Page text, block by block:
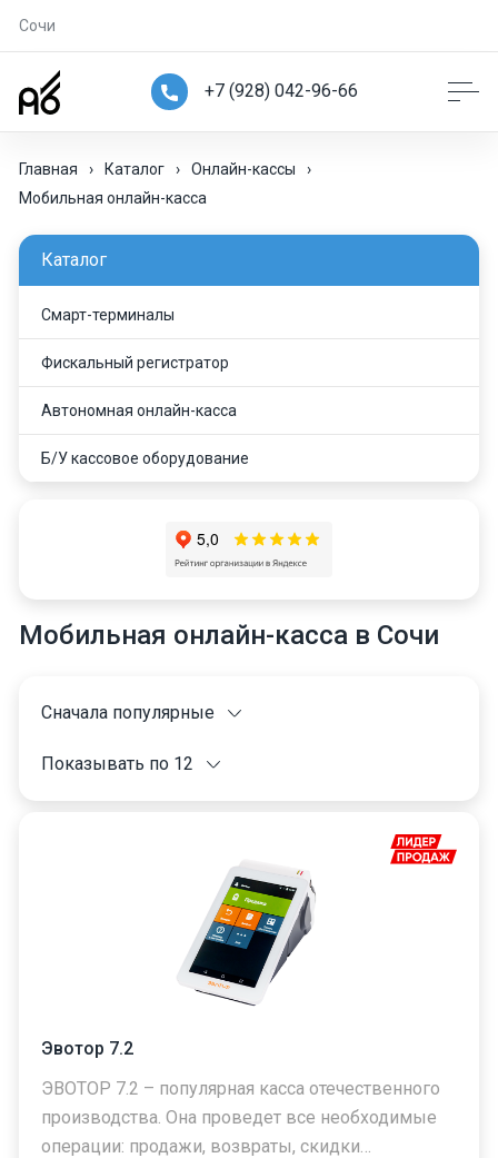
Сочи
+7 (928) 042-96-66
Главная › Каталог › Онлайн-кассы
›
Мобильная онлайн-касса
Каталог
Смарт-терминалы
Фискальный регистратор
Автономная онлайн-касса
Б/У кассовое оборудование
Мобильная онлайн-касса в Сочи
Сначала популярные
Показывать по 12
Эвотор 7.2
ЭВОТОР 7.2 – популярная касса отечественного
производства. Она проведет все необходимые
операции: продажи, возвраты, скидки…